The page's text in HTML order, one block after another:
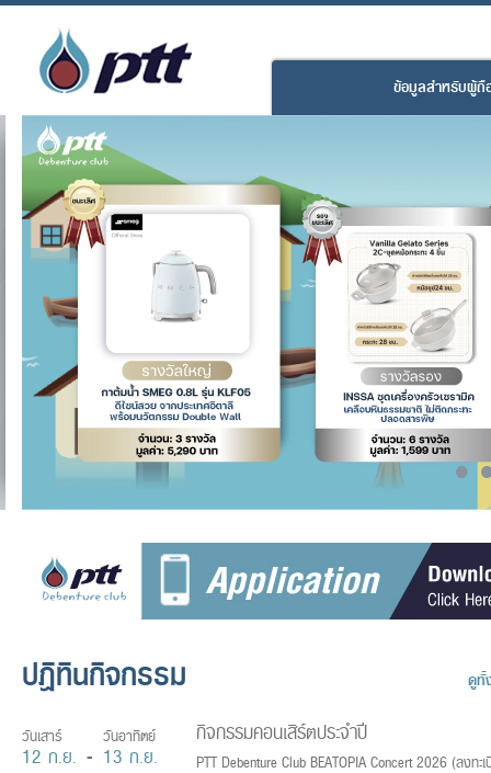
ข้อมูลสำหรับผู้ถื
•
ปฎิทินกิจกรรม ดูทั้
วันเสาร์
12 ก.ย. -
วันอาทิตย์
13 ก.ย.
กิจกรรมคอนเสิร์ตประจำปี
PTT Debenture Club BEATOPIA Concert 2026 (ลงทะ